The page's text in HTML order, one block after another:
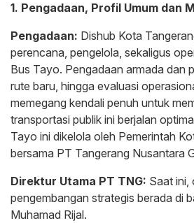
​1. Pengadaan, Profil Umum dan
Pengadaan: Dishub Kota
perencana, pengelola, sekaligus
Bus Tayo. Pengadaan armada dan
rute baru, hingga evaluasi
memegang kendali penuh untuk
transportasi publik ini berjalan
Tayo ini dikelola oleh Pemerintah
bersama PT Tangerang Nusantara
Direktur Utama PT TNG: Saat ini,
pengembangan strategis berada di
Muhamad Rijal.